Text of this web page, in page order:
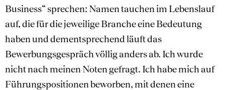
Business“ sprechen: Namen tauchen im Lebenslauf
auf, die für die jeweilige Branche eine Bedeutung
haben und dementsprechend läuft das
Bewerbungsgespräch völlig anders ab. Ich wurde
nicht nach meinen Noten gefragt. Ich habe mich auf
Führungspositionen beworben, mit denen eine